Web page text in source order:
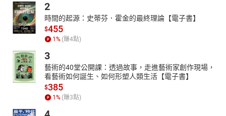
2
時間的起源：史蒂芬．霍金的最終理論【電子書】
$455
1 % (賺4點)
3
藝術的40堂公開課：透過故事，走進藝術家創作現場，
看藝術如何誕生、如何形塑人類生活【電子書】
$385
1 % (賺3點)